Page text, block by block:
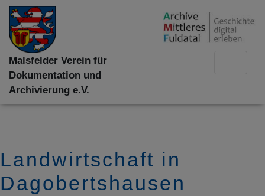
Malsfelder Verein für
Dokumentation und
Archivierung e.V.
Landwirtschaft in
Dagobertshausen